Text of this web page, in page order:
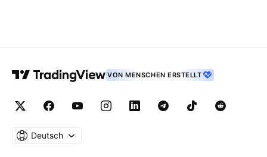
VON MENSCHEN ERSTELLT
Deutsch